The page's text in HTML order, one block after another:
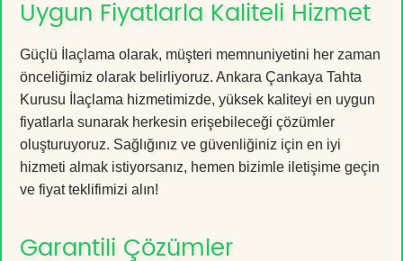
Uygun Fiyatlarla Kaliteli Hizmet
Güçlü İlaçlama olarak, müşteri memnuniyetini her zaman
önceliğimiz olarak belirliyoruz. Ankara Çankaya Tahta
Kurusu İlaçlama hizmetimizde, yüksek kaliteyi en uygun
fiyatlarla sunarak herkesin erişebileceği çözümler
oluşturuyoruz. Sağlığınız ve güvenliğiniz için en iyi
hizmeti almak istiyorsanız, hemen bizimle iletişime geçin
ve fiyat teklifimizi alın!
Garantili Çözümler